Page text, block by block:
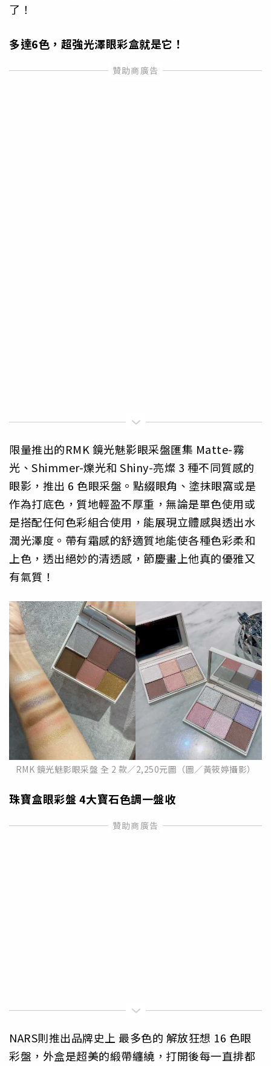
了！
多達6色，超強光澤眼彩盒就是它！
限量推出的RMK 鏡光魅影眼采盤匯集 Matte-霧
光、Shimmer-爍光和 Shiny-亮燦 3 種不同質感的
眼影， 推出 6 色眼采盤。點綴眼角、塗抹眼窩或是
作為打底色， 質地輕盈不厚重，無論是單色使用或
是搭配任何色彩組合使用， 能展現立體感與透出水
潤光澤度。 帶有霜感的舒適質地能使各種色彩柔和
上色，透出絕妙的清透感， 節慶畫上他真的優雅又
有氣質！
RMK 鏡光魅影眼采盤 全 2 款／2,250元圖（圖／黃筱婷攝影）
珠寶盒眼彩盤4大寶石色調一盤收
NARS則推出品牌史上 最多色的 解放狂想 16 色眼
彩盤， 外盒是超美的緞帶纏繞，打開後每一直排都